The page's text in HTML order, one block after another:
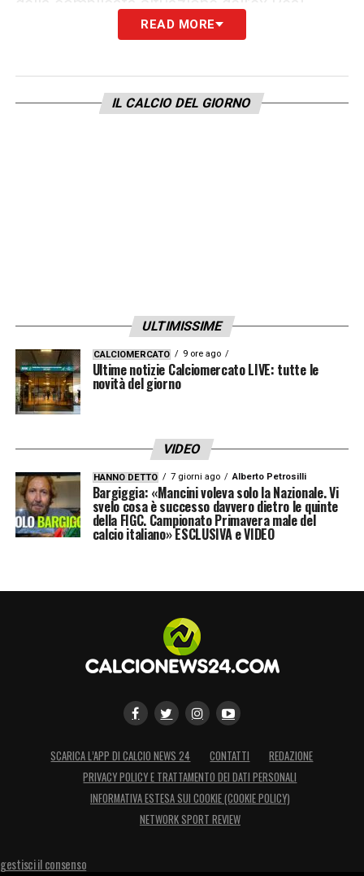
Staremo a vedere come si evolverà la
LA PLAYLIST DELLE NOSTRE TOP NEWS
READ MORE
IL CALCIO DEL GIORNO
ULTIMISSIME
CALCIOMERCATO 9 ore ago
Ultime notizie Calciomercato LIVE: tutte le
novità del giorno
VIDEO
HANNO DETTO 7 giorni ago Alberto Petrosilli
Bargiggia: «Mancini voleva solo la Nazionale. Vi
svelo cosa è successo davvero dietro le quinte
della FIGC. Campionato Primavera male del
calcio italiano» ESCLUSIVA e VIDEO
SCARICA L’APP DI CALCIO NEWS 24 CONTATTI
REDAZIONE
PRIVACY POLICY E TRATTAMENTO DEI DATI PERSONALI
INFORMATIVA ESTESA SUI COOKIE (COOKIE POLICY)
NETWORK SPORT REVIEW
gestisci il consenso